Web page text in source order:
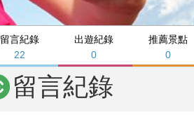
留言紀錄
22
出遊紀錄
0
推薦景點
0
留言紀錄